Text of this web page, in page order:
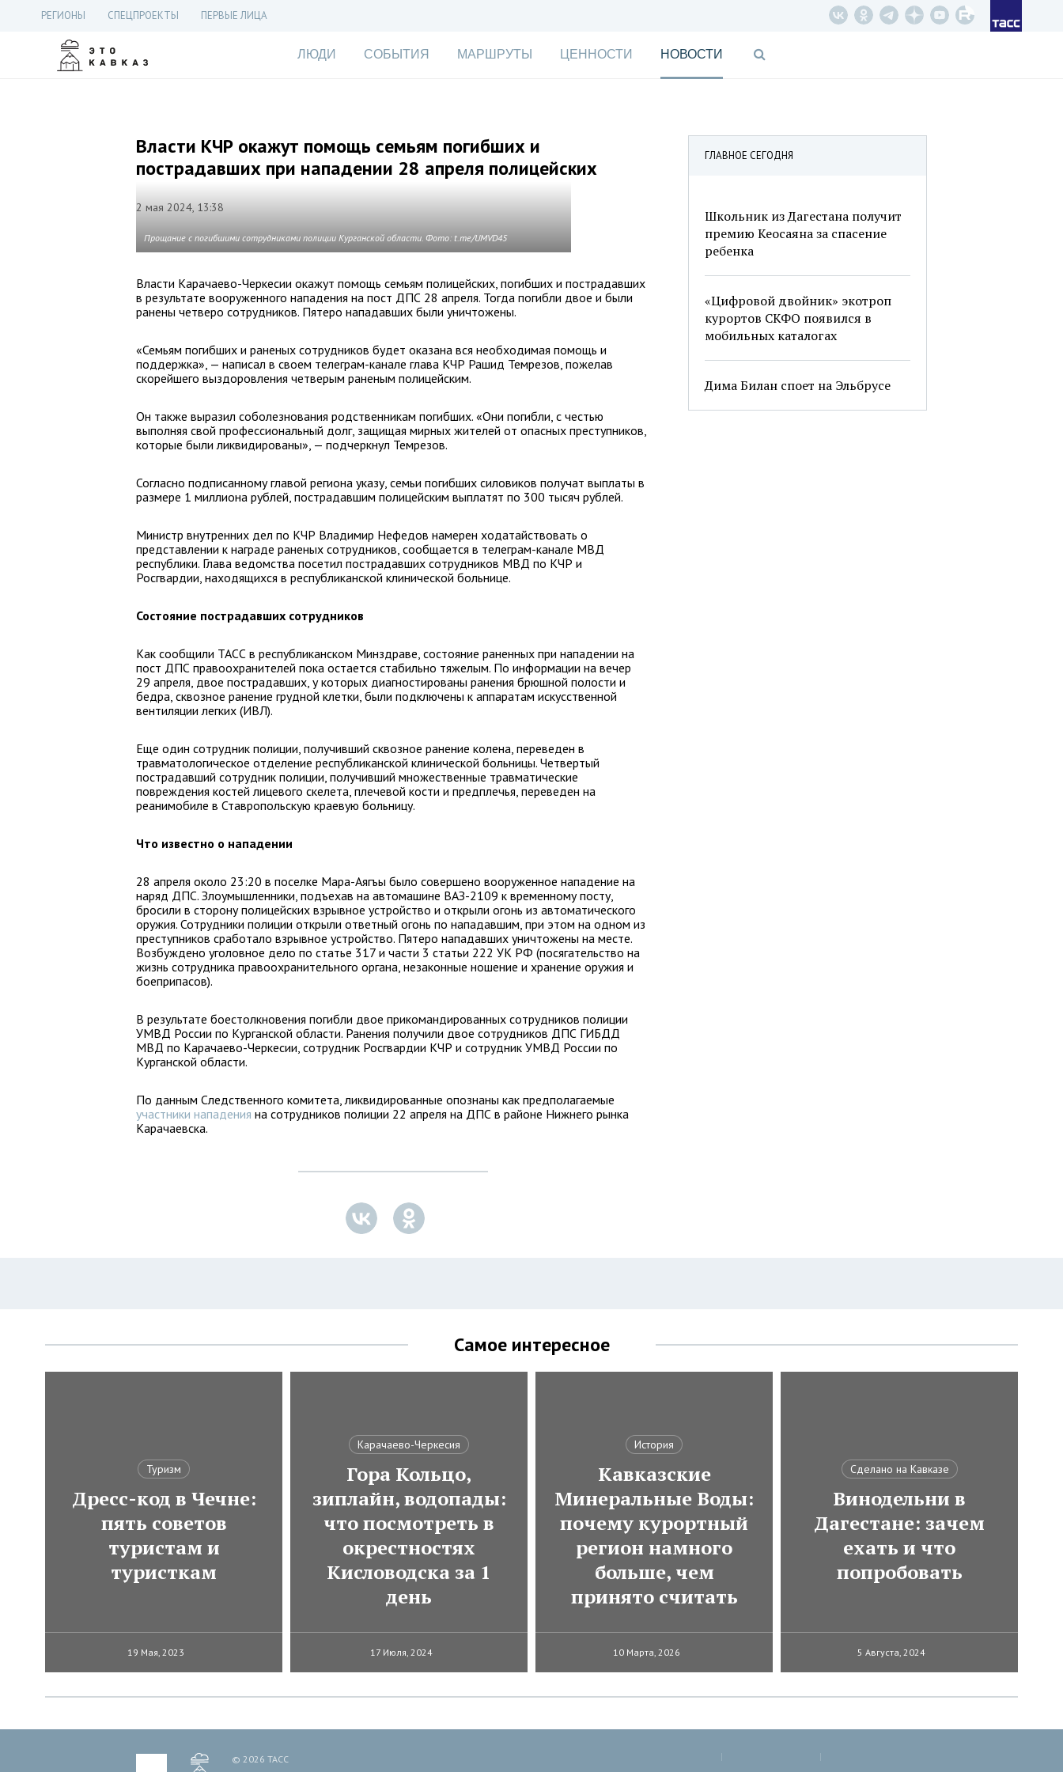
РЕГИОНЫ СПЕЦПРОЕКТЫ ПЕРВЫЕ ЛИЦА
ЛЮДИ СОБЫТИЯ МАРШРУТЫ ЦЕННОСТИ НОВОСТИ
ГЛАВНОЕ СЕГОДНЯ
Школьник из Дагестана получит
премию Кеосаяна за спасение
ребенка
«Цифровой двойник» экотроп
курортов СКФО появился в
мобильных каталогах
Дима Билан споет на Эльбрусе
Власти КЧР окажут помощь семьям погибших и
пострадавших при нападении 28 апреля полицейских
2 мая 2024, 13:38
Прощание с погибшими сотрудниками полиции Курганской области. Фото: t.me/UMVD45
Власти Карачаево-Черкесии окажут помощь семьям полицейских, погибших и пострадавших
в результате вооруженного нападения на пост ДПС 28 апреля. Тогда погибли двое и были
ранены четверо сотрудников. Пятеро нападавших были уничтожены.
«Семьям погибших и раненых сотрудников будет оказана вся необходимая помощь и
поддержка», — написал в своем телеграм-канале глава КЧР Рашид Темрезов, пожелав
скорейшего выздоровления четверым раненым полицейским.
Он также выразил соболезнования родственникам погибших. «Они погибли, с честью
выполняя свой профессиональный долг, защищая мирных жителей от опасных преступников,
которые были ликвидированы», — подчеркнул Темрезов.
Согласно подписанному главой региона указу, семьи погибших силовиков получат выплаты в
размере 1 миллиона рублей, пострадавшим полицейским выплатят по 300 тысяч рублей.
Министр внутренних дел по КЧР Владимир Нефедов намерен ходатайствовать о
представлении к награде раненых сотрудников, сообщается в телеграм-канале МВД
республики. Глава ведомства посетил пострадавших сотрудников МВД по КЧР и
Росгвардии, находящихся в республиканской клинической больнице.
Состояние пострадавших сотрудников
Как сообщили ТАСС в республиканском Минздраве, состояние раненных при нападении на
пост ДПС правоохранителей пока остается стабильно тяжелым. По информации на вечер
29 апреля, двое пострадавших, у которых диагностированы ранения брюшной полости и
бедра, сквозное ранение грудной клетки, были подключены к аппаратам искусственной
вентиляции легких (ИВЛ).
Еще один сотрудник полиции, получивший сквозное ранение колена, переведен в
травматологическое отделение республиканской клинической больницы. Четвертый
пострадавший сотрудник полиции, получивший множественные травматические
повреждения костей лицевого скелета, плечевой кости и предплечья, переведен на
реанимобиле в Ставропольскую краевую больницу.
Что известно о нападении
28 апреля около 23:20 в поселке Мара-Аягъы было совершено вооруженное нападение на
наряд ДПС. Злоумышленники, подъехав на автомашине ВАЗ-2109 к временному посту,
бросили в сторону полицейских взрывное устройство и открыли огонь из автоматического
оружия. Сотрудники полиции открыли ответный огонь по нападавшим, при этом на одном из
преступников сработало взрывное устройство. Пятеро нападавших уничтожены на месте.
Возбуждено уголовное дело по статье 317 и части 3 статьи 222 УК РФ (посягательство на
жизнь сотрудника правоохранительного органа, незаконные ношение и хранение оружия и
боеприпасов).
В результате боестолкновения погибли двое прикомандированных сотрудников полиции
УМВД России по Курганской области. Ранения получили двое сотрудников ДПС ГИБДД
МВД по Карачаево-Черкесии, сотрудник Росгвардии КЧР и сотрудник УМВД России по
Курганской области.
По данным Следственного комитета, ликвидированные опознаны как предполагаемые
участники нападения на сотрудников полиции 22 апреля на ДПС в районе Нижнего рынка
Карачаевска.
Самое интересное
Туризм
Дресс-код в Чечне:
пять советов
туристам и
туристкам
19 Мая, 2023
Карачаево-Черкесия
Гора Кольцо,
зиплайн, водопады:
что посмотреть в
окрестностях
Кисловодска за 1
день
17 Июля, 2024
История
Кавказские
Минеральные Воды:
почему курортный
регион намного
больше, чем
принято считать
10 Марта, 2026
Сделано на Кавказе
Винодельни в
Дагестане: зачем
ехать и что
попробовать
5 Августа, 2024
© 2026 ТАСС